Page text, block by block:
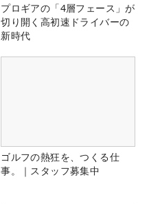
プロギアの「4層フェース」が
切り開く高初速ドライバーの
新時代
ゴルフの熱狂を、つくる仕
事。｜スタッフ募集中